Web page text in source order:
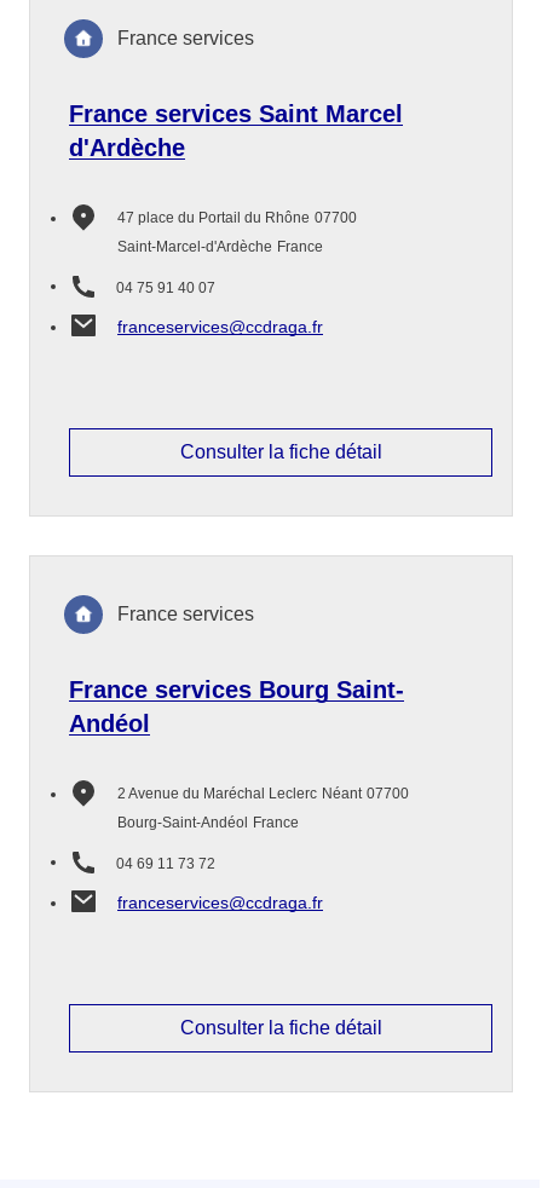
France services Saint Marcel
d'Ardèche
47 place du Portail du Rhône 07700
Saint-Marcel-d'Ardèche France
04 75 91 40 07
franceservices@ccdraga.fr
France services
Consulter la fiche détail
France services Bourg Saint-
Andéol
2 Avenue du Maréchal Leclerc Néant 07700
Bourg-Saint-Andéol
France
04 69 11 73 72
franceservices@ccdraga.fr
France services
Consulter la fiche détail